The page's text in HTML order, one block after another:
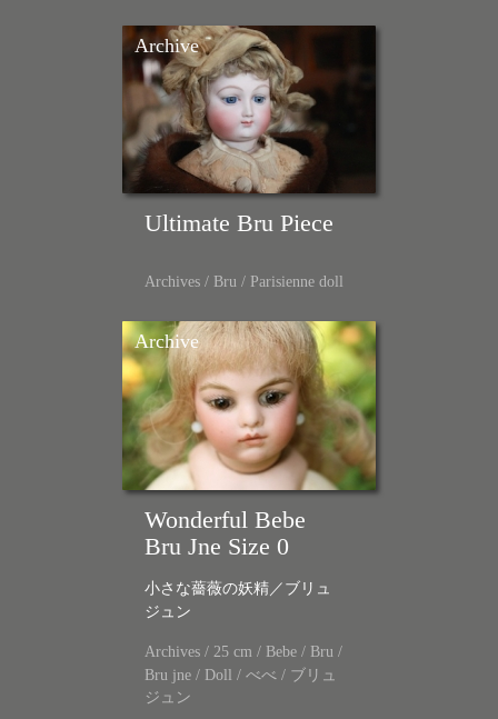
Archive
Ultimate Bru Piece
Archives / Bru / Parisienne doll
Archive
Wonderful Bebe
Bru Jne Size 0
小さな薔薇の妖精／ブリュ
ジュン
Archives / 25 cm / Bebe / Bru /
Bru jne / Doll / べべ / ブリュ
ジュン